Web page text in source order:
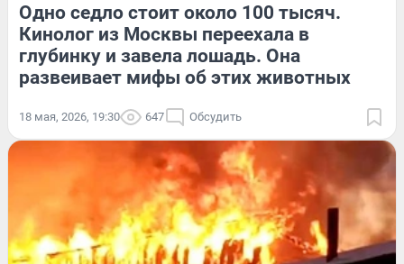
Одно седло стоит около 100 тысяч.
Кинолог из Москвы переехала в
глубинку и завела лошадь. Она
развеивает мифы об этих животных
18 мая, 2026, 19:30 647 Обсудить